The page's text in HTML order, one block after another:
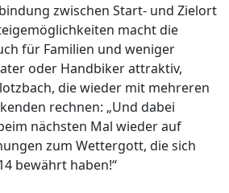
zwischen Start- und Zielort
macht die
für Familien und weniger
oder Handbiker attraktiv,
die wieder mit mehreren
rechnen: „Und dabei
nächsten Mal wieder auf
zum Wettergott, die sich
bewährt haben!“